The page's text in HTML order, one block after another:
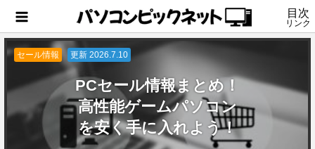
目次
リンク
セール情報 更新 2026.7.10
PCセール情報まとめ！
高性能ゲームパソコン
を安く手に入れよう！